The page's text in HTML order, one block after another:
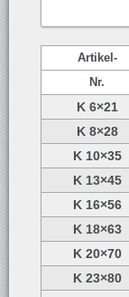
Artikel-
Nr.
K 6×21
K 8×28
K 10×35
K 13×45
K 16×56
K 18×63
K 20×70
K 23×80